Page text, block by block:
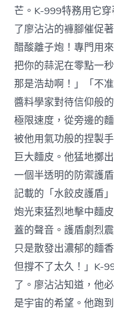
芒。K-999特務用它
了廖沾沾的褲腳催促
醋酸離子炮！專門用
把你的蒜泥在零點一
那是浩劫啊！」「不
醬料學家對待信仰般
極限速度，從旁邊的
被他用氣功般的捏製
巨大麵皮。他猛地擲
一個半透明的防禦護
記載的「水餃皮護盾
炮光束猛烈地擊中麵
蓋的聲音。護盾劇烈
只是散發出濃郁的麵
但撐不了太久！」K-
了。廖沾沾知道，他
是宇宙的希望。他跑